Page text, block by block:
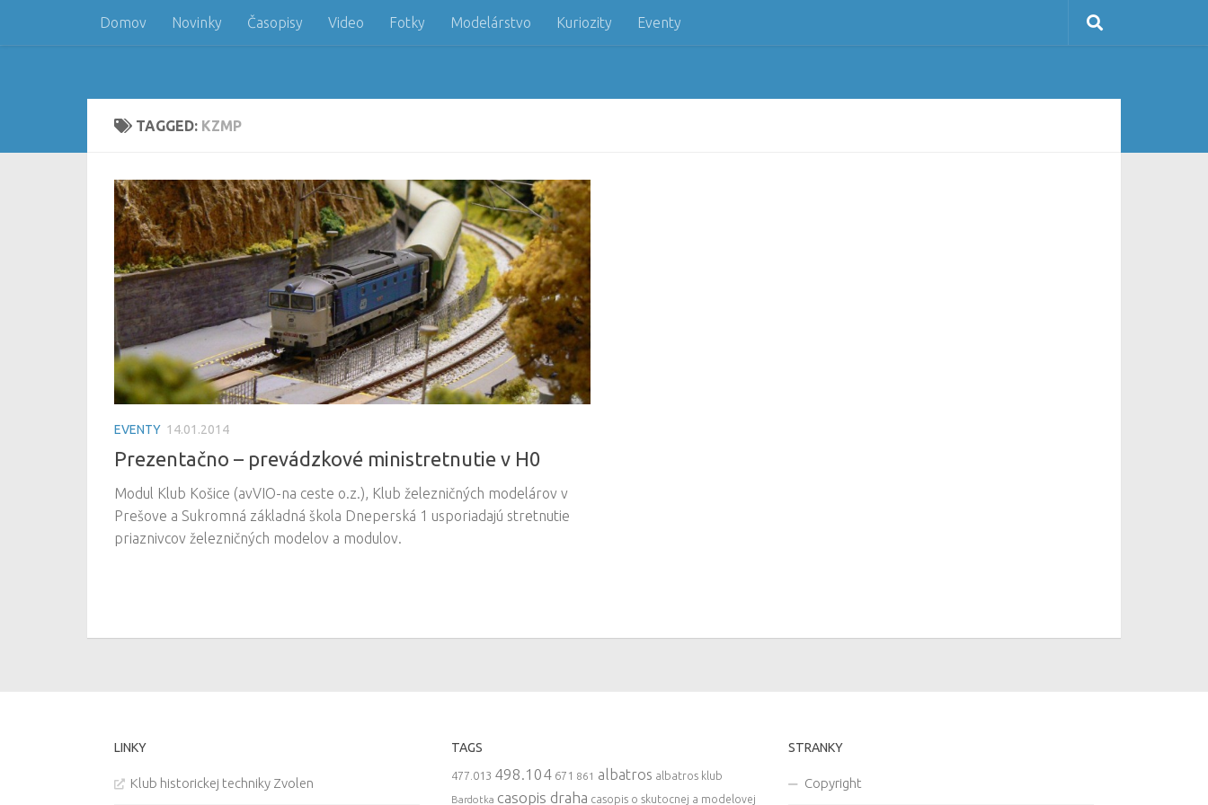
Skip to content
Domov Novinky Časopisy Video Fotky Modelárstvo Kuriozity Eventy
TAGGED: KZMP
EVENTY 14.01.2014
Prezentačno – prevádzkové ministretnutie v H0
Modul Klub Košice (avVIO-na ceste o.z.), Klub železničných modelárov v
Prešove a Sukromná základná škola Dneperská 1 usporiadajú stretnutie
priaznivcov železničných modelov a modulov.
LINKY
Klub historickej techniky Zvolen
TAGS
477.013 498.104 671 861 albatros albatros klub
Bardotka casopis draha casopis o skutocnej a modelovej
STRANKY
Copyright